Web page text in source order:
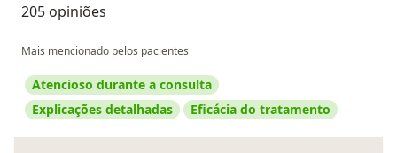
205 opiniões
Mais mencionado pelos pacientes
Atencioso durante a consulta
Explicações detalhadas
Eficácia do tratamento